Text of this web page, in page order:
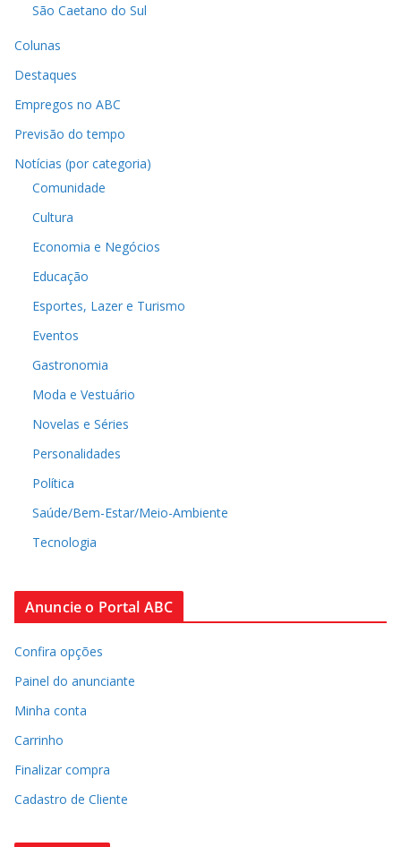
São Caetano do Sul
Colunas
Destaques
Empregos no ABC
Previsão do tempo
Notícias (por categoria)
Comunidade
Cultura
Economia e Negócios
Educação
Esportes, Lazer e Turismo
Eventos
Gastronomia
Moda e Vestuário
Novelas e Séries
Personalidades
Política
Saúde/Bem-Estar/Meio-Ambiente
Tecnologia
Anuncie o Portal ABC
Confira opções
Painel do anunciante
Minha conta
Carrinho
Finalizar compra
Cadastro de Cliente